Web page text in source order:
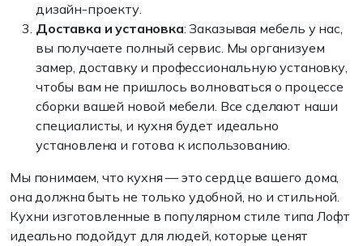
дизайн-проекту.
Доставка и установка: Заказывая мебель у нас,
вы получаете полный сервис. Мы организуем
замер, доставку и профессиональную установку,
чтобы вам не пришлось волноваться о процессе
сборки вашей новой мебели. Все сделают наши
специалисты, и кухня будет идеально
установлена и готова к использованию.
Мы понимаем, что кухня — это сердце вашего дома,
она должна быть не только удобной, но и стильной.
Кухни изготовленные в популярном стиле типа Лофт
идеально подойдут для людей, которые ценят